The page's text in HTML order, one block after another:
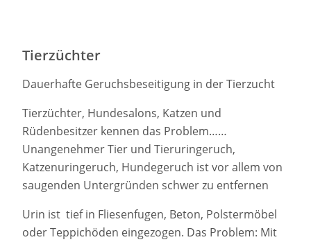
Tierzüchter
Dauerhafte Geruchsbeseitigung in der Tierzucht
Tierzüchter, Hundesalons, Katzen und
Rüdenbesitzer kennen das Problem……
Unangenehmer Tier und Tieruringeruch,
Katzenuringeruch, Hundegeruch ist vor allem von
saugenden Untergründen schwer zu entfernen
Urin ist tief in Fliesenfugen, Beton, Polstermöbel
oder Teppichöden eingezogen. Das Problem: Mit